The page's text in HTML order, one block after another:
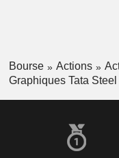
Bourse Actions
Graphiques Tata Steel